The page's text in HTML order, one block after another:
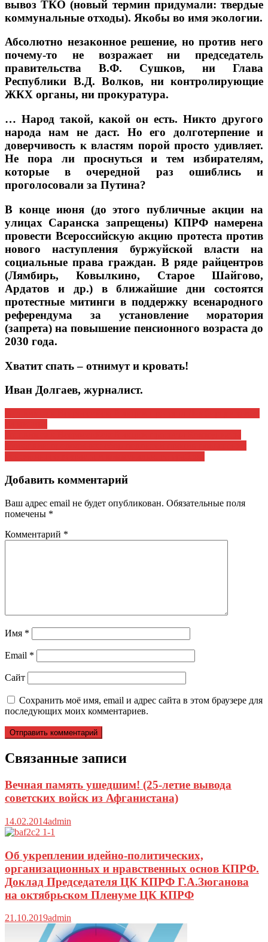
вывоз ТКО (новый термин придумали: твердые
коммунальные отходы). Якобы во имя экологии.
Абсолютно незаконное решение, но против него
почему-то не возражает ни председатель
правительства В.Ф. Сушков, ни Глава
Республики В.Д. Волков, ни контролирующие
ЖКХ органы, ни прокуратура.
… Народ такой, какой он есть. Никто другого
народа нам не даст. Но его долготерпение и
доверчивость к властям порой просто удивляет.
Не пора ли проснуться и тем избирателям,
которые в очередной раз ошиблись и
проголосовали за Путина?
В конце июня (до этого публичные акции на
улицах Саранска запрещены) КПРФ намерена
провести Всероссийскую акцию протеста против
нового наступления буржуйской власти на
социальные права граждан. В ряде райцентров
(Лямбирь, Ковылкино, Старое Шайгово,
Ардатов и др.) в ближайшие дни состоятся
протестные митинги в поддержку всенародного
референдума за установление моратория
(запрета) на повышение пенсионного возраста до
2030 года.
Хватит спать – отнимут и кровать!
Иван Долгаев, журналист.
Навигация
по
записям
Добавить комментарий
Ваш адрес email не будет опубликован. Обязательные поля
помечены *
Комментарий *
Имя *
Email *
Сайт
Сохранить моё имя, email и адрес сайта в этом браузере для
последующих моих комментариев.
Связанные записи
Вечная память ушедшим! (25-летие вывода
советских войск из Афганистана)
14.02.2014admin
Об укреплении идейно-политических,
организационных и нравственных основ КПРФ.
Доклад Председателя ЦК КПРФ Г.А.Зюганова
на октябрьском Пленуме ЦК КПРФ
21.10.2019admin